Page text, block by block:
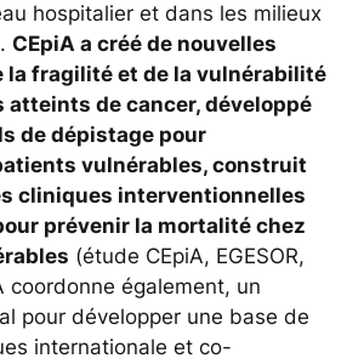
hospitalier et dans les milieux
CEpiA a créé de nouvelles
fragilité et de la vulnérabilité
atteints de cancer, développé
de dépistage pour
vulnérables, construit
cliniques interventionnelles
prévenir la mortalité chez
(étude CEpiA, EGESOR,
coordonne également, un
pour développer une base de
internationale et co-